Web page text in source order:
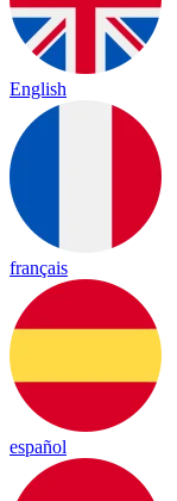
English
français
español